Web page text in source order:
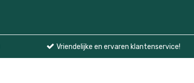
Vriendelijke en ervaren klantenservice!